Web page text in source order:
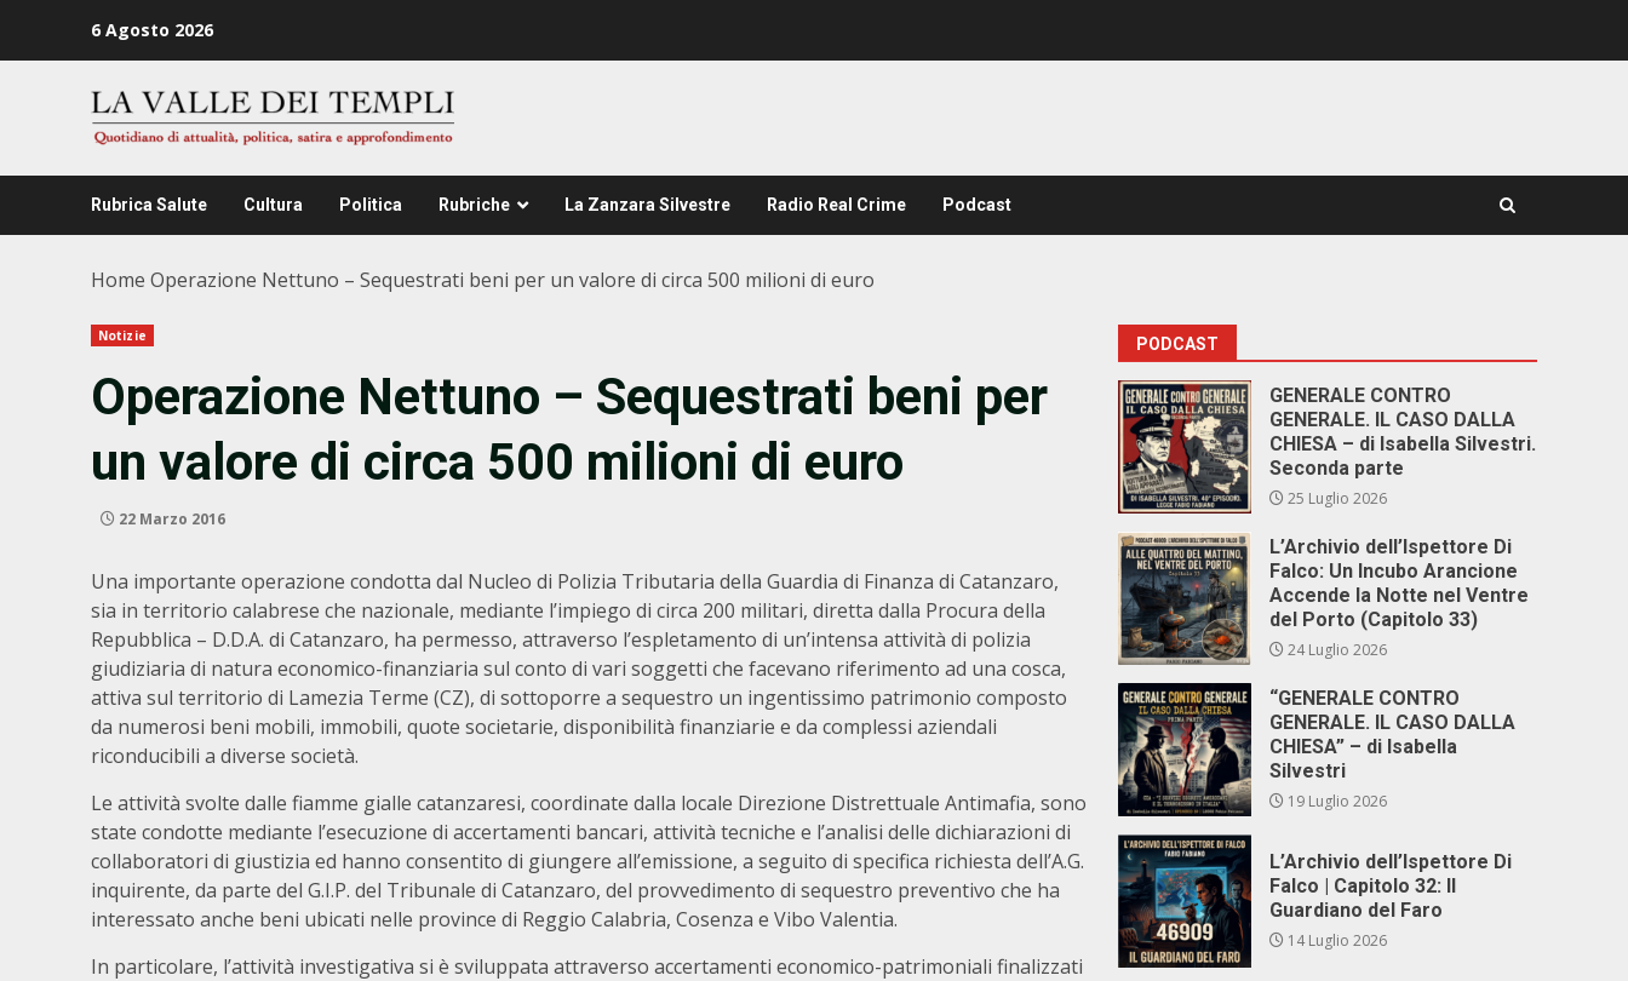
6 Agosto 2026
Rubrica Salute Cultura Politica Rubriche La Zanzara Silvestre Radio Real Crime Podcast
Home Operazione Nettuno – Sequestrati beni per un valore di circa 500 milioni di euro
Notizie
Operazione Nettuno – Sequestrati beni per
un valore di circa 500 milioni di euro
22 Marzo 2016
Una importante operazione condotta dal Nucleo di Polizia Tributaria della Guardia di Finanza di Catanzaro,
sia in territorio calabrese che nazionale, mediante l’impiego di circa 200 militari, diretta dalla Procura della
Repubblica – D.D.A. di Catanzaro, ha permesso, attraverso l’espletamento di un’intensa attività di polizia
giudiziaria di natura economico-finanziaria sul conto di vari soggetti che facevano riferimento ad una cosca,
attiva sul territorio di Lamezia Terme (CZ), di sottoporre a sequestro un ingentissimo patrimonio composto
da numerosi beni mobili, immobili, quote societarie, disponibilità finanziarie e da complessi aziendali
riconducibili a diverse società.
Le attività svolte dalle fiamme gialle catanzaresi, coordinate dalla locale Direzione Distrettuale Antimafia, sono
state condotte mediante l’esecuzione di accertamenti bancari, attività tecniche e l’analisi delle dichiarazioni di
collaboratori di giustizia ed hanno consentito di giungere all’emissione, a seguito di specifica richiesta dell’A.G.
inquirente, da parte del G.I.P. del Tribunale di Catanzaro, del provvedimento di sequestro preventivo che ha
interessato anche beni ubicati nelle province di Reggio Calabria, Cosenza e Vibo Valentia.
In particolare, l’attività investigativa si è sviluppata attraverso accertamenti economico-patrimoniali finalizzati
PODCAST
GENERALE CONTRO
GENERALE. IL CASO DALLA
CHIESA – di Isabella Silvestri.
Seconda parte
25 Luglio 2026
L’Archivio dell’Ispettore Di
Falco: Un Incubo Arancione
Accende la Notte nel Ventre
del Porto (Capitolo 33)
24 Luglio 2026
“GENERALE CONTRO
GENERALE. IL CASO DALLA
CHIESA” – di Isabella
Silvestri
19 Luglio 2026
L’Archivio dell’Ispettore Di
Falco | Capitolo 32: Il
Guardiano del Faro
14 Luglio 2026